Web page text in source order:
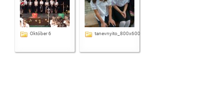
Október 6 tanevnyito_800x600